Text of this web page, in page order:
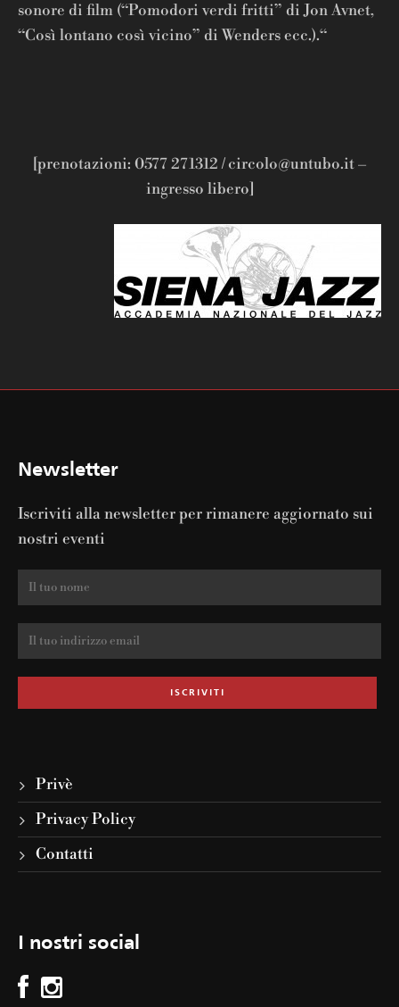
sonore di film (“Pomodori verdi fritti” di Jon Avnet,
“Così lontano così vicino” di Wenders ecc.).“
[prenotazioni: 0577 271312 / circolo@untubo.it –
ingresso libero]
Newsletter
Iscriviti alla newsletter per rimanere aggiornato sui
nostri eventi
Privè
Privacy Policy
Contatti
I nostri social